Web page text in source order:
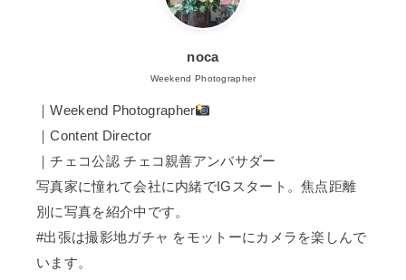
noca
Weekend Photographer
｜Weekend Photographer
｜Content Director
｜チェコ公認 チェコ親善アンバサダー
写真家に憧れて会社に内緒でIGスタート。焦点距離
別に写真を紹介中です。
#出張は撮影地ガチャ をモットーにカメラを楽しんで
います。